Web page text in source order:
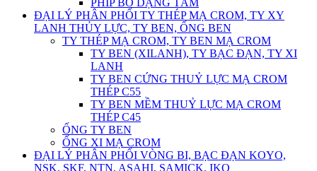
PHÍP BỐ DẠNG TẤM
ĐẠI LÝ PHÂN PHỐI TY THÉP MẠ CROM, TY XY
LANH THỦY LỰC, TY BEN, ỐNG BEN
TY THÉP MẠ CROM, TY BEN MẠ CROM
TY BEN (XILANH), TY BẠC ĐẠN, TY XI
LANH
TY BEN CỨNG THUỶ LỰC MẠ CROM
THÉP C55
TY BEN MỀM THUỶ LỰC MẠ CROM
THÉP C45
ỐNG TY BEN
ỐNG XI MẠ CROM
ĐẠI LÝ PHÂN PHỐI VÒNG BI, BẠC ĐẠN KOYO,
NSK, SKF, NTN, ASAHI, SAMICK, IKO